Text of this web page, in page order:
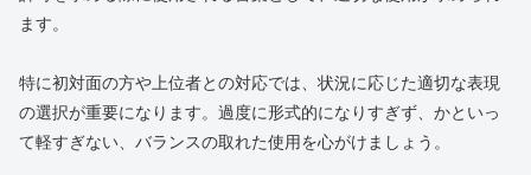
ます。
特に初対面の方や上位者との対応では、状況に応じた適切な表現
の選択が重要になります。過度に形式的になりすぎず、かといっ
て軽すぎない、バランスの取れた使用を心がけましょう。